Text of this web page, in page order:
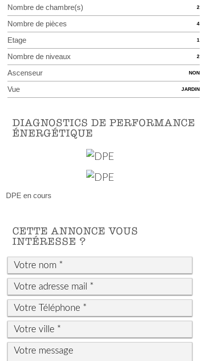
Nombre de chambre(s) 2
Nombre de pièces 4
Etage 1
Nombre de niveaux 2
Ascenseur NON
Vue JARDIN
DIAGNOSTICS DE PERFORMANCE
ÉNERGÉTIQUE
DPE en cours
CETTE ANNONCE VOUS
INTÉRESSE ?